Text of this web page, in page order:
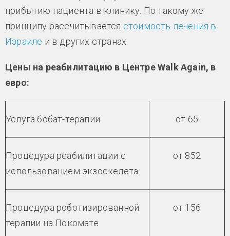
прибытию пациента в клинику. По такому же
принципу рассчитывается стоимость лечения в
Израиле и в других странах.
Цены на реабилитацию в Центре Walk Again, в
евро:
Услуга бобат-терапии от 65
Процедура реабилитации с
использованием экзоскелета
от 852
Процедура роботизированной
терапии на Локомате
от 156